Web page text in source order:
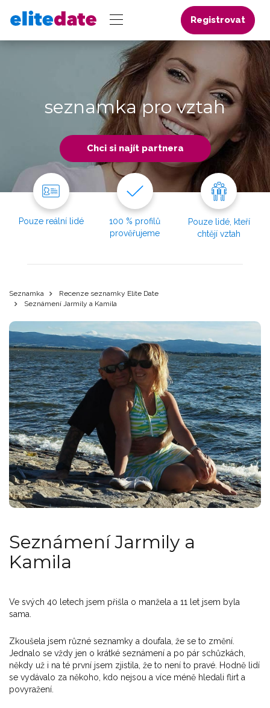
Registrovat
seznamka pro vztah
Chci si najít partnera
Pouze reální lidé
100 % profilů
prověřujeme
Pouze lidé, kteří
chtějí vztah
Seznamka
Recenze seznamky Elite Date
Seznámení Jarmily a Kamila
Seznámení Jarmily a
Kamila
Ve svých 40 letech jsem přišla o manžela a 11 let jsem byla
sama.
Zkoušela jsem různé seznamky a doufala, že se to změní.
Jednalo se vždy jen o krátké seznámení a po pár schůzkách,
někdy už i na té první jsem zjistila, že to není to pravé. Hodně lidí
se vydávalo za někoho, kdo nejsou a více méně hledali flirt a
povyražení.